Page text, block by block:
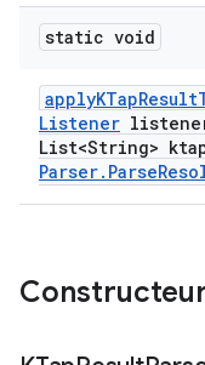
static void
applyKTapResult
Listener
List<String>
Parser. Parse